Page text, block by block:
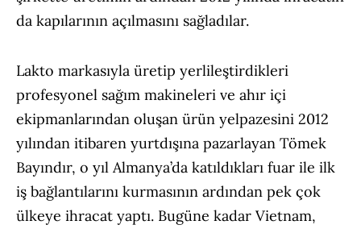
da kapılarının açılmasını sağladılar.
Lakto markasıyla üretip yerlileştirdikleri
profesyonel sağım makineleri ve ahır içi
ekipmanlarından oluşan ürün yelpazesini 2012
yılından itibaren yurtdışına pazarlayan Tömek
Bayındır, o yıl Almanya’da katıldıkları fuar ile ilk
iş bağlantılarını kurmasının ardından pek çok
ülkeye ihracat yaptı. Bugüne kadar Vietnam,